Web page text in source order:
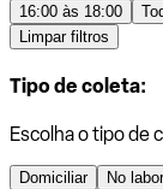
16:00 às 18:00
Limpar filtros
Tipo de coleta:
Escolha o tipo de
Domiciliar No